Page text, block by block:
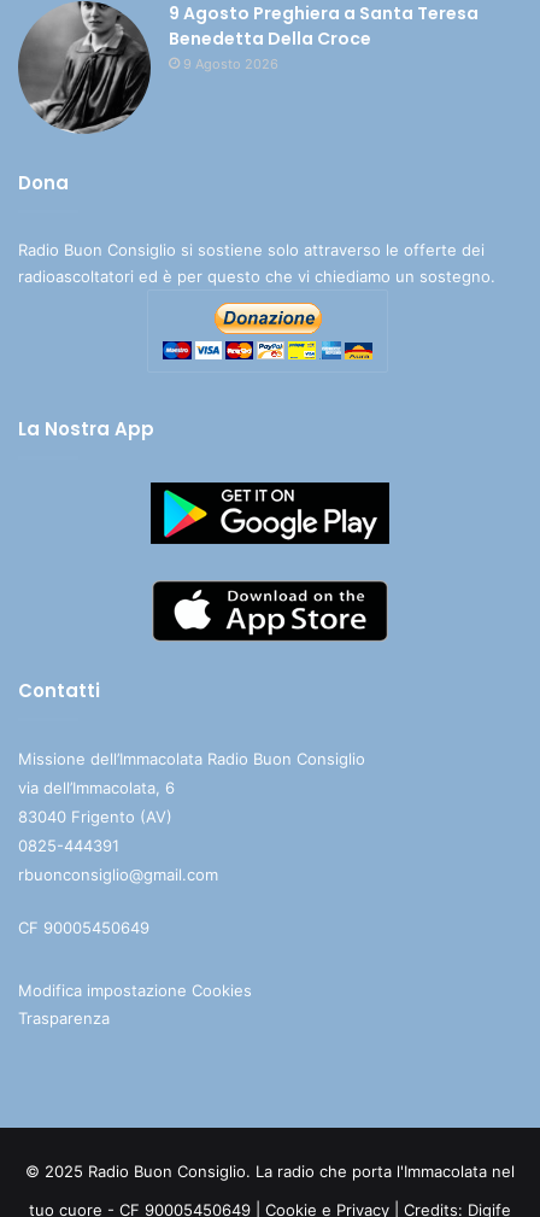
9 Agosto Preghiera a Santa Teresa
Benedetta Della Croce
9 Agosto 2026
Dona
Radio Buon Consiglio si sostiene solo attraverso le offerte dei
radioascoltatori ed è per questo che vi chiediamo un sostegno.
La Nostra App
Contatti
Missione dell’Immacolata Radio Buon Consiglio
via dell’Immacolata, 6
83040 Frigento (AV)
0825-444391
rbuonconsiglio@gmail.com
CF 90005450649
Modifica impostazione Cookies
Trasparenza
© 2025 Radio Buon Consiglio. La radio che porta l'Immacolata nel
tuo cuore - CF 90005450649 | Cookie e Privacy | Credits: Digife